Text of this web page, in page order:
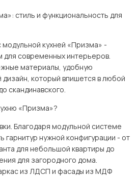
стиль и функциональность для
кухней «Призма» -
современных интерьеров.
материалы, удобную
дизайн, который впишется в любой
скандинавского.
«Призма»?
Благодаря модульной системе
гарнитур нужной конфигурации - от
для небольшой квартиры до
для загородного дома.
из ЛДСП и фасады из МДФ